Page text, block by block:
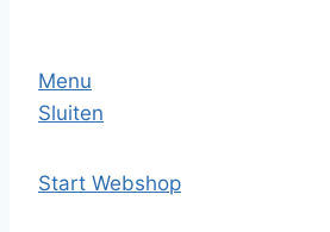
Menu
Sluiten
Start Webshop